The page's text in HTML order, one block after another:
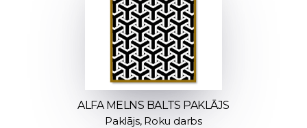
ALFA MELNS BALTS PAKLĀJS
Paklājs, Roku darbs